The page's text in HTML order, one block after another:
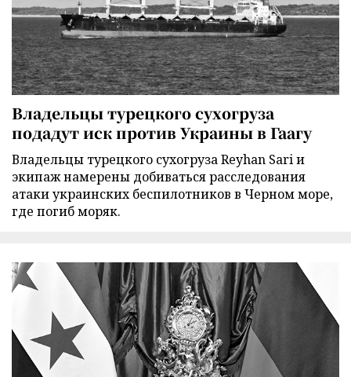
Владельцы турецкого сухогруза
подадут иск против Украины в Гаагу
Владельцы турецкого сухогруза Reyhan Sari и
экипаж намерены добиваться расследования
атаки украинских беспилотников в Черном море,
где погиб моряк.